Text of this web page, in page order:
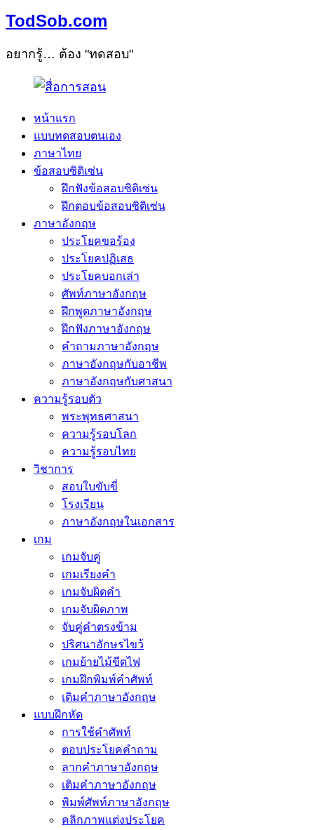
TodSob.com
อยากรู้… ต้อง "ทดสอบ"
หน้าแรก
แบบทดสอบตนเอง
ภาษาไทย
ข้อสอบซิติเซ่น
ฝึกฟังข้อสอบซิติเซ่น
ฝึกตอบข้อสอบซิติเซ่น
ภาษาอังกฤษ
ประโยคขอร้อง
ประโยคปฏิเสธ
ประโยคบอกเล่า
ศัพท์ภาษาอังกฤษ
ฝึกพูดภาษาอังกฤษ
ฝึกฟังภาษาอังกฤษ
คำถามภาษาอังกฤษ
ภาษาอังกฤษกับอาชีพ
ภาษาอังกฤษกับศาสนา
ความรู้รอบตัว
พระพุทธศาสนา
ความรู้รอบโลก
ความรู้รอบไทย
วิชาการ
สอบใบขับขี่
โรงเรียน
ภาษาอังกฤษในเอกสาร
เกม
เกมจับคู่
เกมเรียงคำ
เกมจับผิดคำ
เกมจับผิดภาพ
จับคู่คำตรงข้าม
ปริศนาอักษรไขว้
เกมย้ายไม้ขีดไฟ
เกมฝึกพิมพ์คำศัพท์
เติมคำภาษาอังกฤษ
แบบฝึกหัด
การใช้คำศัพท์
ตอบประโยคคำถาม
ลากคำภาษาอังกฤษ
เติมคำภาษาอังกฤษ
พิมพ์ศัพท์ภาษาอังกฤษ
คลิกภาพแต่งประโยค